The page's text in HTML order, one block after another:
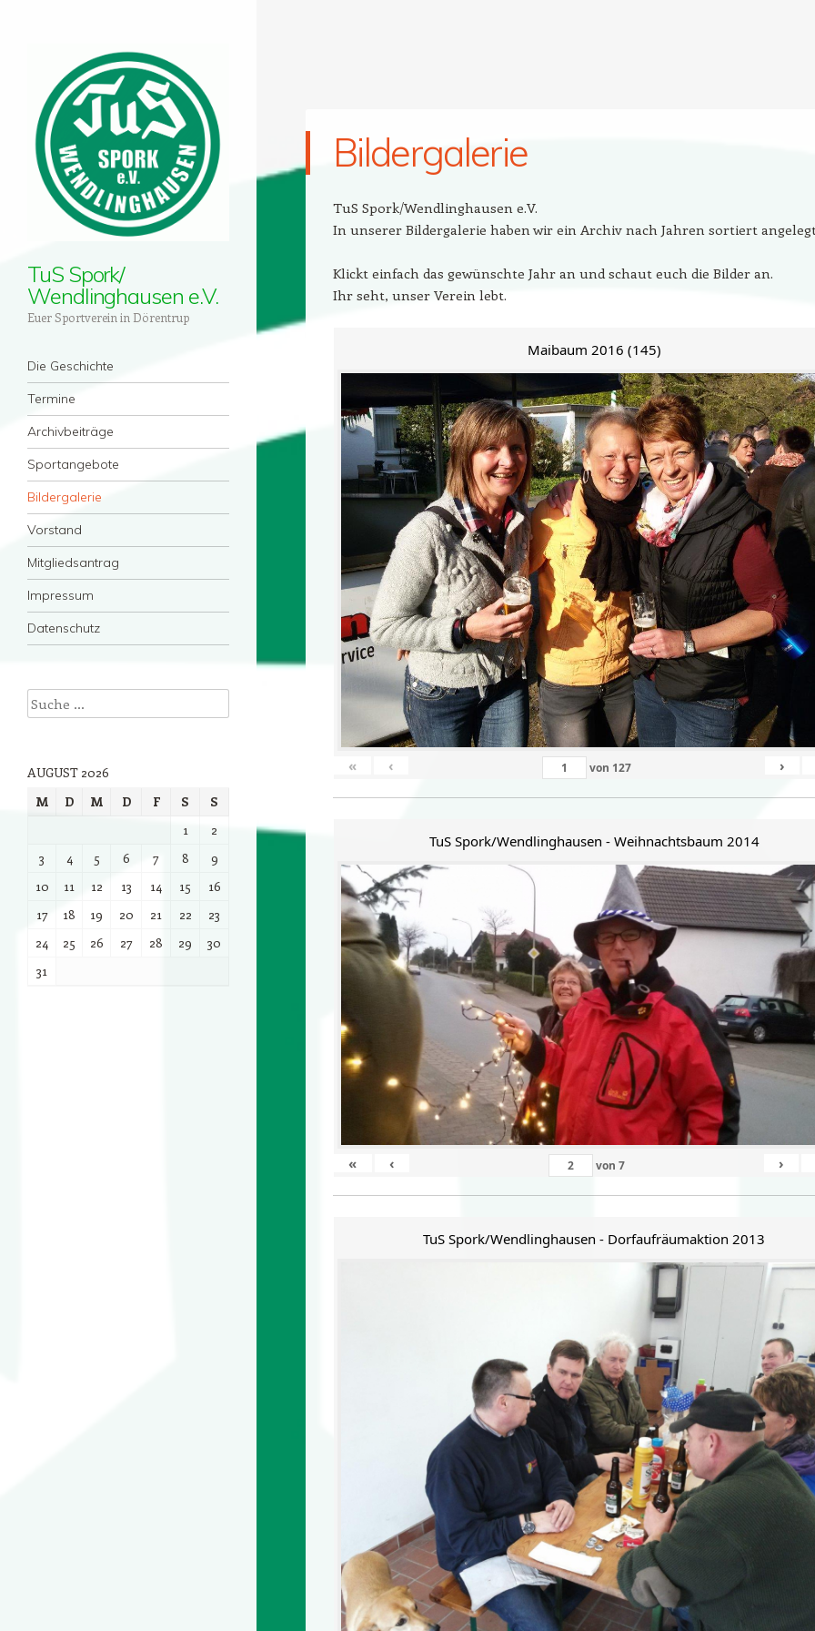
TuS Spork/
Wendlinghausen e.V.
Euer Sportverein in Dörentrup
Menü
Zum Inhalt springen
Die Geschichte
Termine
Archivbeiträge
Sportangebote
Bildergalerie
Vorstand
Mitgliedsantrag
Impressum
Datenschutz
Bildergalerie
TuS Spork/Wendlinghausen e.V.
In unserer Bildergalerie haben wir ein Archiv nach Jahren sortiert
Klickt einfach das gewünschte Jahr an und schaut euch die Bilder an.
Ihr seht, unser Verein lebt.
Maibaum 2016 (145)
« ‹ von 127 ›
TuS Spork/Wendlinghausen - Weihnachtsbaum 2014
« ‹ von 7 ›
TuS Spork/Wendlinghausen - Dorfaufräumaktion 2013
Suche
AUGUST 2026
M
D M D F S
S
1
2
3
4 5 6 7 8
9
10
11 12 13 14 15
16
17
18 19 20 21 22
23
24
25 26 27 28 29
30
31